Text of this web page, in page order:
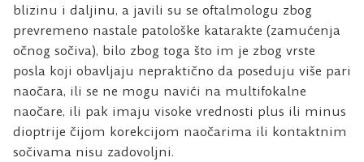
blizinu i daljinu, a javili su se oftalmologu zbog
prevremeno nastale patološke katarakte (zamućenja
očnog sočiva), bilo zbog toga što im je zbog vrste
posla koji obavljaju nepraktično da poseduju više pari
naočara, ili se ne mogu navići na multifokalne
naočare, ili pak imaju visoke vrednosti plus ili minus
dioptrije čijom korekcijom naočarima ili kontaktnim
sočivama nisu zadovoljni.